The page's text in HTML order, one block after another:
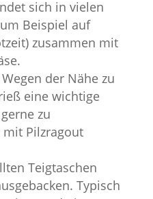
sich in vielen
Beispiel auf
zusammen mit
Wegen der Nähe zu
eine wichtige
zu
Pilzragout
Teigtaschen
Typisch